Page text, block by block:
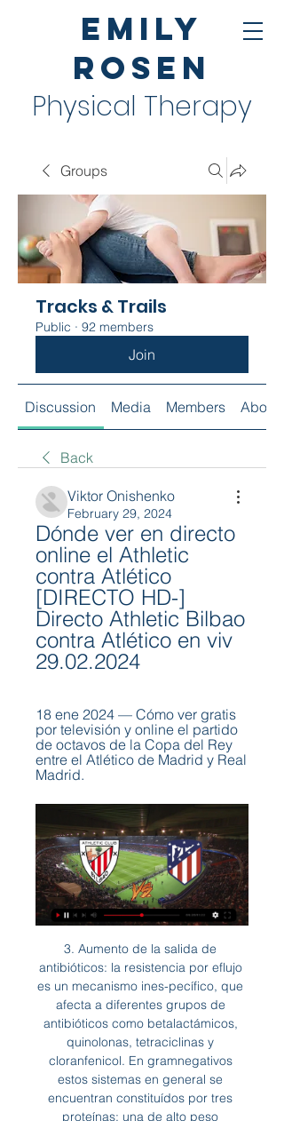
Emily
Rosen
Physical Therapy
Groups
Tracks & Trails
Public · 92 members
Join
Discussion Media Members About
Back
Viktor Onishenko
February 29, 2024
Dónde ver en directo
online el Athletic
contra Atlético
[DIRECTO HD-]
Directo Athletic Bilbao
contra Atlético en viv
29.02.2024
18 ene 2024 — Cómo ver gratis
por televisión y online el partido
de octavos de la Copa del Rey
entre el Atlético de Madrid y Real
Madrid.
3. Aumento de la salida de antibióticos: la resistencia por eflujo es un mecanismo ines-pecífico, que afecta a diferentes grupos de antibióticos como betalactámicos, quinolonas, tetraciclinas y cloranfenicol. En gramnegativos estos sistemas en general se encuentran constituídos por tres proteínas: una de alto peso molecular asociada a la

Rampla Juniors contra Cerro - julio 21, 2019 - Listados de TV y transmisión en línea en vivo, Resultados en vivo, Noticias y videos :: Live Soccer TV

Dónde ver el partido: Athletic Club-Atlético de Madrid 14 dic 2023 — Plataformas y canales de televisión para seguir en directo el encuentro de LaLiga EA Sports este sábado a partir de las 16:15 horas en San ...

ABC (Madrid) - 16/03/2009, p. 80 - 80 DEPORTES Fútbol s Resultados y clasificaciones LUNES 16 s 3 s 2009 ABC LIGA BBVA RESULTADOS Almería- Barcelona Athletic- Real Madrid Atlético- Villarreal Betis- Osasuna Español- Mallorca Málaga- Sevilla Racing- Numancia Sporting- D

Athletic vs Atlético en vivo gratis Athletic Club 29/02/2024 hace 7 horas — ¿Como ver petanca en directo? Visita nuestro canal de Youtube y MIRA EN VIVO ONLINE Atlético Madrid vs Athletic Club de 18 sept 2021 ...

UNESCO impulsa colaboración con pueblos indígenas en Reservas de Biosfera en América Latina y el Caribe. 24.10.19. La UNESCO se reúne por primera vez con la Red de Escuelas de Formación de Fiscales de Iberoamérica. 18.10.19. Uruguay tendrá un Centro Experimental Regional de Tecnologías de Saneamiento, auspiciado por UNESCO. 17.10.19

Atlético de Madrid - Athletic Club: horario y dónde ver el 7 feb 2024 — Consulta a qué hora es y en qué canal ver por TV el Atlético de Madrid - Athletic Club de las semifinales de la Copa del Rey.

Beristain trabaja con un modo de hacer consistente en dibujos abocetados primarios y cambiantes, trato ajustado al cromatismo, esquisito gusto tanto por la fuerza como por la calidad técnica, y lenta y madurada hechura de poso y reposo hasta la versión final en un proceso previo al …

((FÚTBOL)) Ver Athletic-Atlético Madrid en vivo hoy hace 6 horas — 0' 45' 45' 90' Atlético de Madrid vs Athletic: fecha, hora, canal, TV y 19 feb 2023 — Dónde ver online en directo LaLiga en España: TV y ...

Argentina Venezuela resultado partido en directo (y ver en vivo online video streaming en directo) comienza el 7.4.2017. a las 00:00 (Hora UTC). Futsal Copa America, International.

Delfín empató 2-2 con Independiente del Valle por Serie A de Ecuador. Delfín Sporting Club empató 2-2 ante Independiente del Valle y podría perder la punta de la Serie A de Ecuador. Agencia EFE.. Atlético Nacional e Independiente del Valle lucharán en el último combate para obtener el título de Copa Libertadores. Jorge Barraza.

Gimnasia y Esgrima recibirá este domingo a su homónimo, Gimnasia y Esgrima de Jujuy,. (1 a 2), Sarmiento de Junín (1 a 4) e igualó con All Boys y Deportivo Riestra (ambos 0 a 0). El equipo de Diego Pozo tendrá tres cambios con respecto a su último partido: Ramírez por Mansilla, Cortés por Carrizo y Morales por Berterame.

Aquí te traemos la información en donde podrás seguir el partido en vivo y en directo entre los equipos Macara vs Guayaquil City FC en una jornada más del Liga Ecuatoriana en vivo por Internet, el partido se llevará a cabo este Lunes 9 de Abril del 2018 en el horario …

Una línea trazada en el piso con cinta adhesiva negra señala los límites de cada país: la puerta principal y el salón de libros para niños quedan en territorio estadounidense, mientras que el resto de la colección y la sala de lectura están en Canadá. La curiosa biblioteca con una cinta negra en el piso que está atravesada por una.

Dámaso Simón Dalmacio Vélez Sarsfield nació en la cordobesa localidad de Amboy, el 18 de febrero de 1800. De joven estudió en el tradicional Colegio Nacional Nuestra Señora de Monserrat de Córdoba y pronto, recibido de abogado en la Universidad Nacional de …

Sigue en directo y online el partido de la 5ª jornada de la Liga Santander 2019 / 2020. Resultados y datos al minuto. Temas del. Gran pase de Santi Mina para el ingreso en el área de Brais, que a punto está de marcar el 0-1.. pero en la siguiente jugada Koke progresa y conecta un derechazo que desvía Rubén Blanco de nuevo a córner. 51'

Herediano y Deportivo Saprissa se medirán este sábado 12 de octubre por la novena jornada de la primera división de Costa Rica. Herediano vs Saprissa en vivo. En el encuentro que se disputará en el estadio Eladio Rosabal Cordero (Heredia), la pelota rodará a las 21:00 de Colombia y México,.

Me parece que el Monterrey lleva las de ganar el grupo, la lucha va a estar entre Saprissa y el Marathon. Espero que esta vez si podamos avanzar bastante en el torneo y ganarlo que es lo mas importante, claro que primero debemos sacar a buenos equipos, sobre todo los Mexicanos.

Miramar le ganó 2 a 1 a Deportivo Maldonado en el Méndez Piana, luego de comenzar cayendo 1 a 0 con gol de Eduardo Fernández para los Fernandinos. De la mano de Carlos Rodríguez y Federico Fernández, que está en un gran momento, los cebritas siguen en posición de ascenso directo ¿POR LOS PLAYOFFS O POR SALVARSE?

Alexis Musialek (FRA) y Omar Salman (BEL) dejaban sin opciones a los peninsulares Juan Pablo Canas García y Benjamín Winter López. Por último remataba la jornada la doble victoria de los británicos Ryan Peniston y Andrew Watson. Ganaban a los españoles Sergio Perez Contri y …

La Ciudad de Quimilí será la sede para le primera edición del Torneo Provincia Femenino de Fútbol 5. El sábado 5, en la cancha de Quimilí Central se desarrollará el Torneo Provincial de Fútbol Femenino 5, que organiza y fiscaliza la Federación Provincial de Fútbol de Santiago del Estero.

La web más completa con toda la información de las categorías TC Turismo Carretera, TC Pistas, Tc Mouras, TC Pista Mouras, TN Clase 2 y Clase 3.

Hoy (25-09-2018) estamos para relatar el partido en vivo Envigado – America de Cali que se jugará a las 00:45. Falta poco para el encuentro y con nuestro equipo SteamingScore.Net estamos preparados para ofrecerles una en directo narración de alta calidad.

Últimas noticias de emiratos arabes. Todas las noticias, imágenes y videos lo encuentras en La República. Noticias de emiratos arabes. 2019 M08 23 | 22:58 h; Mujer pide el divorcio a su esposo por ser “demasiado perfecto.

La Policía ha retenido a 35 aficionados radicales del Badajoz en las horas previas al duelo de Liga de Segunda división B entre el Cartagena y el conjunto extremeño después de asaltar un bar en el que se encontraban seguidores del conjunto rival Según informa La Verdad, los aficionados del

TEMPORADA 2019 ASTROS VS SOLES JUEGO 1 DE LA SERIE LNBP 2019 Ver en vivo. Boletos; Sitios de interes Historia;. Galerías; Academia; Temporada 2019 Panteras de Aguascalientes vs Soles Juego 1 de la serie. Inicio / Temporada 2019 Panteras de Aguascalientes vs Soles Juego 1 de la serie 2019-10-17 18:30 Liga LNBP 2019. Panteras de.

Tenis Simone Roncalli, Calendario,. Fútbol australiano Balonmano ⚽ Fútbol sala Tenis de mesa Snooker Bádminton Críquet. Mauro De Maio v Simone Roncalli 7-5,2-6,2-6 : ITF M15 El Cairo:

Sorpresiva e ilegalmente, el luchador social y prisionero político Mauricio Hernández Norambuena, Ramiro, cautivo en diversas cárceles de Brasil desde hace 17 años y medio, fue trasladado silenciosamente y sin aviso a sus abogados y familiares, desde la Penitenciaría de Avaré a las instalaciones de la Policía Federal de Sao Paulo.

Consiga nuestros pronósticos y sigue el resultado de tus apuestas en directo del partido 1. FC Heidenheim 1846 vs. SV Darmstadt 98 de 2ª Bundesliga (Fútbol) el 20.09.2019.

Juegos de fútbol gratis - Juegos.com ¿Te encanta el fútbol? ¿No puedes salir de tu casa? ¿O prefieres ser un hincha y no un jugador? Puedes patear un rato la pelota, …

Por Rodrigo Fernàndez: El conjunto de Maldonado BBC se enfrentó, el pasado Sabado, a Olimpia BBC de Montevideo por la 8va fecha del Reclasificatorio de la Liga Uruguaya 2013 en la cancha del Club …

Estamos orgullosos de ofrecer el precio más bajo disponible para quienes reservan directamente en nuestro sitio web. Esta característica es nuestra confirmación de esa garantía. Reserva directa permite además brindar a nuestros huéspedes estancias con el nivel de servicio---- …

Vaqueros Unión Laguna venció esta noche 6-2 a los Generales de Durango en el Estadio de la Revolución y se mantienen con vida en la Liga Mexicana de Beisbol (LMB) en la lucha por los playoffs. Y es que el triunfo guinda, combinado con la derrota de Rieleros ante los Saraperos de Saltillo en

Paraguay vs Colombia el resultado en vivo en la liga Copa América. Presentamos el resultado en vivo, la composición de los equipos antes del partido, los goleadores, las estadísticas y la tabla de posiciones

Delfín dejó sin liderato a Universidad Católica tras derrotarlo este sábado por 2-1,. Mientras que Guayaquil City dio cuenta fácil por 3-0 de Olmedo de Riobamba y salió de los últimos puestos de la tabla de posiciones.. resultados en directo, clasificaciones y estadísticas: Primera División,.

Deportivo Capiatá derrotó 2-1 a Santaní en su estadio por la duodécima fecha del torneo Apertura. El local comenzó perdiendo y dio vuelta el marcador, Santaní que sigue sin ganar. El auriazul se ubica en el tercer lugar de la clasificación con Guaraní. El Erico Galeano fue la …

También tenemos en vivo todos los partidos del Real Madrid, Barcelona, Manchester United, Liverpool, Bayern, Chelsea, Arsenal, Atletico Madrid, Colo Colo, Universidad de Chile, Chivas, Atlas, River Plate, Boca Juniors, Atletico Nacional, etc. TODO EL FUTBOL GRATIS Y EN ESPAÑOL POR LA PÁGINA WEB HTTP://VEOPARTIDOS.COM

59' Remate fallado por Kener Arce (Macará) remate con la derecha desde mas de 30 metros el balón se pierde por el lado derecho de la portería de libre directo. 58' Carlos Arboleda (Macará) ha recibido una falta en campo contrario. 58' Falta de Fran Supayabe (Guabirá).

Atlético Nacional vs Tolim